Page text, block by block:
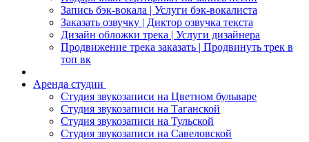
Запись бэк-вокала | Услуги бэк-вокалиста
Заказать озвучку | Диктор озвучка текста
Дизайн обложки трека | Услуги дизайнера
Продвижение трека заказать | Продвинуть трек в
топ вк
Аренда студии
Студия звукозаписи на Цветном бульваре
Студия звукозаписи на Таганской
Студия звукозаписи на Тульской
Студия звукозаписи на Савеловской